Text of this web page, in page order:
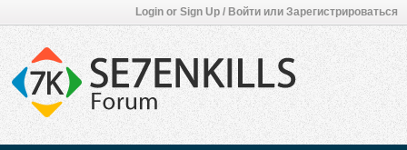
Login or Sign Up / Войти или Зарегистрироваться